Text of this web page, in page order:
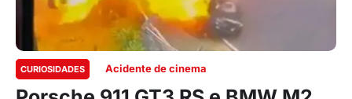
CURIOSIDADES Acidente de cinema